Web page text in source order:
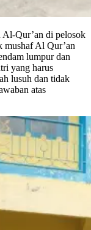
Al-Qur’an di pelosok
mushaf Al Qur’an
lumpur dan
yang harus
lusuh dan tidak
atas